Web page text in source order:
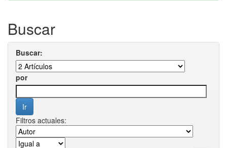
Buscar
Buscar:
por
Filtros actuales: